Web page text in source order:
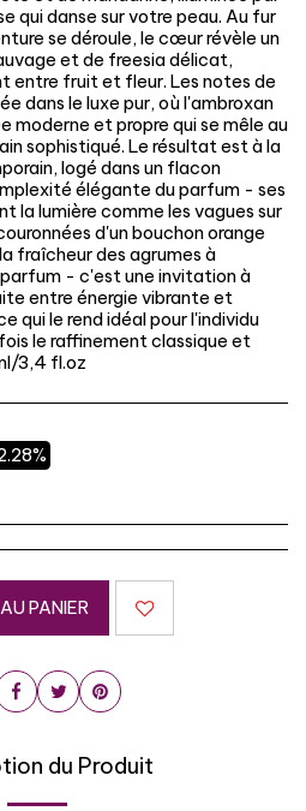
qui danse sur votre peau. Au fur
se déroule, le cœur révèle un
et de freesia délicat,
entre fruit et fleur. Les notes de
dans le luxe pur, où l'ambroxan
moderne et propre qui se mêle au
sophistiqué. Le résultat est à la
logé dans un flacon
élégante du parfum - ses
la lumière comme les vagues sur
d'un bouchon orange
fraîcheur des agrumes à
- c'est une invitation à
entre énergie vibrante et
qui le rend idéal pour l'individu
le raffinement classique et
3,4 fl.oz
PANIER
du Produit